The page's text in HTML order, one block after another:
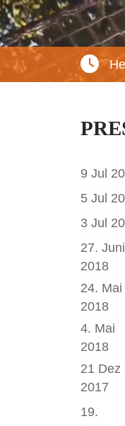
9 Jul
5 Jul
3 Jul
27. Juni
2018
24. Mai
2018
4. Mai
2018
21 Dez
2017
19.